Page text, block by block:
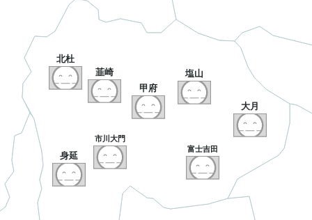
富士吉田
大月
塩山
市川大門
韮崎
北杜
身延
甲府